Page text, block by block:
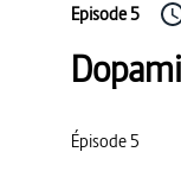
Episode 5
Épisode 5